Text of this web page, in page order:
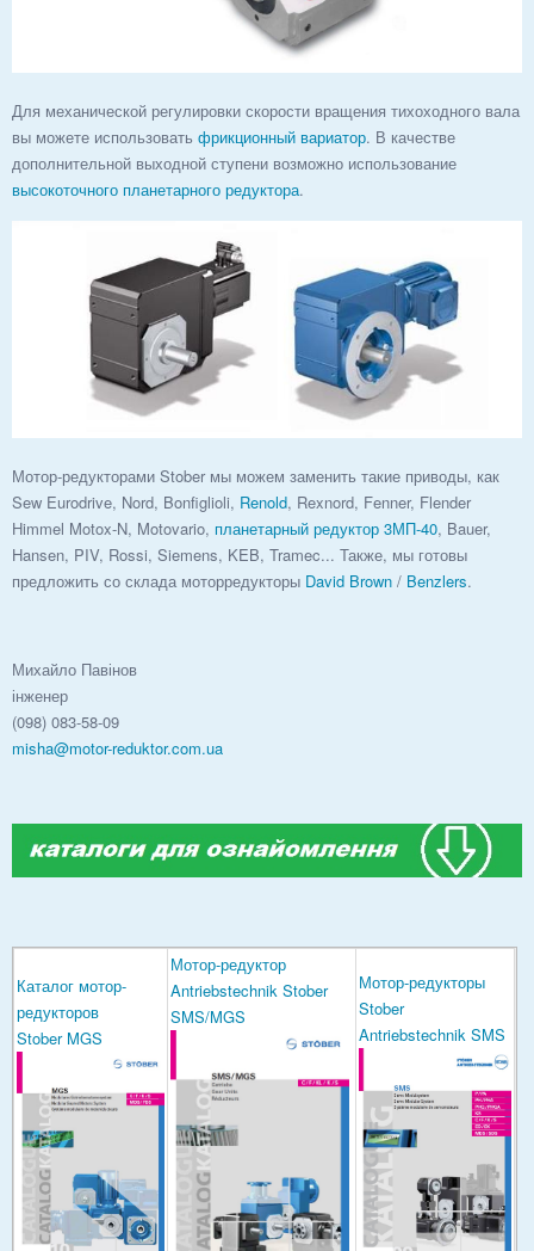
Для механической регулировки скорости вращения тихоходного вала
вы можете использовать фрикционный вариатор. В качестве
дополнительной выходной ступени возможно использование
высокоточного планетарного редуктора.
Мотор-редукторами Stober мы можем заменить такие приводы, как
Sew Eurodrive, Nord, Bonfiglioli, Renold, Rexnord, Fenner, Flender
Himmel Motox-N, Motovario, планетарный редуктор 3МП-40, Bauer,
Hansen, PIV, Rossi, Siemens, KEB, Tramec... Также, мы готовы
предложить со склада моторредукторы David Brown / Benzlers.
Михайло Павінов
інженер
(098) 083-58-09
misha@motor-reduktor.com.ua
Каталог мотор-
редукторов
Stober MGS
Мотор-редуктор
Antriebstechnik Stober
SMS/MGS
Мотор-редукторы
Stober
Antriebstechnik SMS